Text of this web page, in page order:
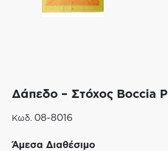
Δάπεδο – Στόχος Boccia
Κωδ. 08-8016
Άμεσα Διαθέσιμο